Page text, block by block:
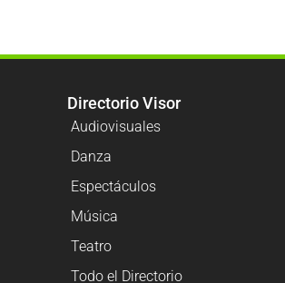
Directorio Visor
Audiovisuales
Danza
Espectáculos
Música
Teatro
Todo el Directorio